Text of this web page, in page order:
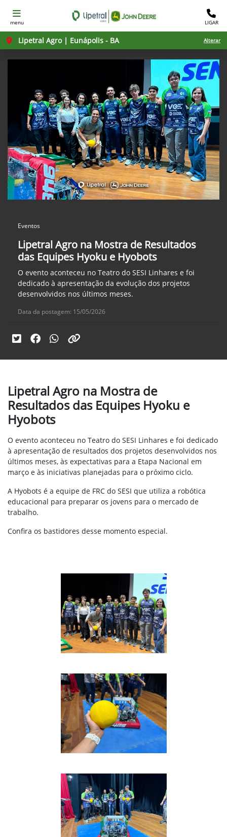
menu LIGAR
Lipetral Agro | Eunápolis - BA Alterar
Eventos
Lipetral Agro na Mostra de Resultados
das Equipes Hyoku e Hyobots
O evento aconteceu no Teatro do SESI Linhares e foi
dedicado à apresentação da evolução dos projetos
desenvolvidos nos últimos meses.
Data da postagem: 15/05/2026
Lipetral Agro na Mostra de
Resultados das Equipes Hyoku e
Hyobots
O evento aconteceu no Teatro do SESI Linhares e foi dedicado
à apresentação de resultados dos projetos desenvolvidos nos
últimos meses, às expectativas para a Etapa Nacional em
março e às iniciativas planejadas para o próximo ciclo.
A Hyobots é a equipe de FRC do SESI que utiliza a robótica
educacional para preparar os jovens para o mercado de
trabalho.
Confira os bastidores desse momento especial.